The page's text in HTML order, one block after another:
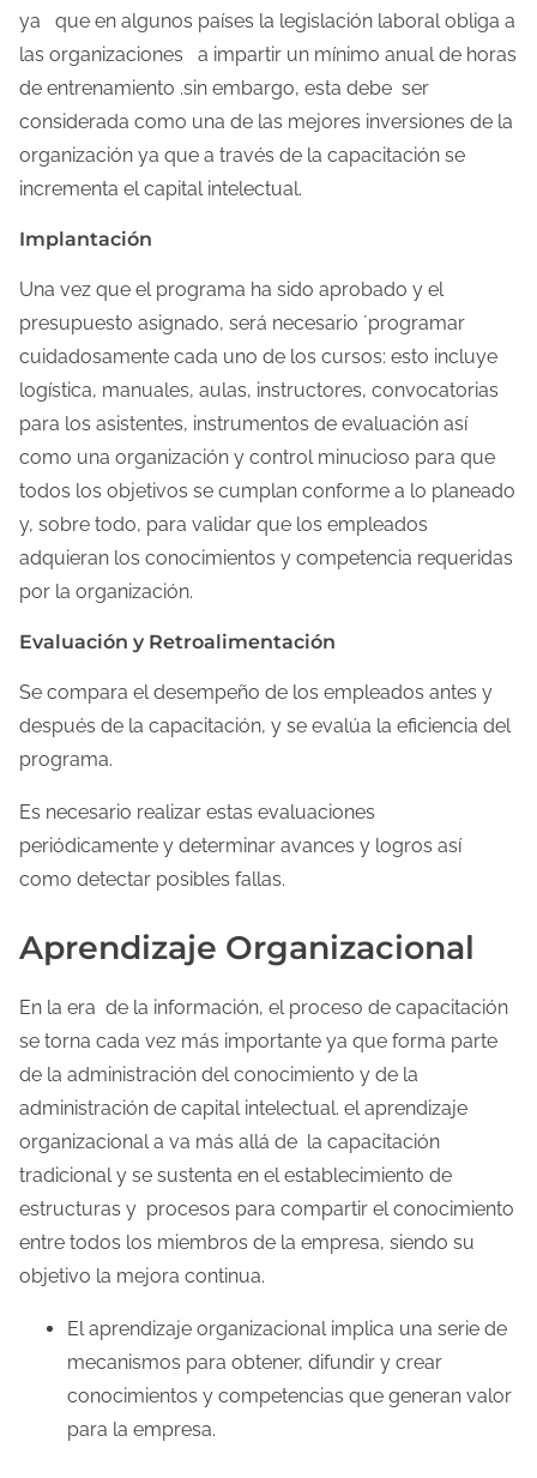
ya que en algunos países la legislación laboral obliga a
las organizaciones a impartir un mínimo anual de horas
de entrenamiento .sin embargo, esta debe ser
considerada como una de las mejores inversiones de la
organización ya que a través de la capacitación se
incrementa el capital intelectual.
Implantación
Una vez que el programa ha sido aprobado y el
presupuesto asignado, será necesario ´programar
cuidadosamente cada uno de los cursos: esto incluye
logística, manuales, aulas, instructores, convocatorias
para los asistentes, instrumentos de evaluación así
como una organización y control minucioso para que
todos los objetivos se cumplan conforme a lo planeado
y, sobre todo, para validar que los empleados
adquieran los conocimientos y competencia requeridas
por la organización.
Evaluación y Retroalimentación
Se compara el desempeño de los empleados antes y
después de la capacitación, y se evalúa la eficiencia del
programa.
Es necesario realizar estas evaluaciones
periódicamente y determinar avances y logros así
como detectar posibles fallas.
Aprendizaje Organizacional
En la era de la información, el proceso de capacitación
se torna cada vez más importante ya que forma parte
de la administración del conocimiento y de la
administración de capital intelectual. el aprendizaje
organizacional a va más allá de la capacitación
tradicional y se sustenta en el establecimiento de
estructuras y procesos para compartir el conocimiento
entre todos los miembros de la empresa, siendo su
objetivo la mejora continua.
El aprendizaje organizacional implica una serie de
mecanismos para obtener, difundir y crear
conocimientos y competencias que generan valor
para la empresa.